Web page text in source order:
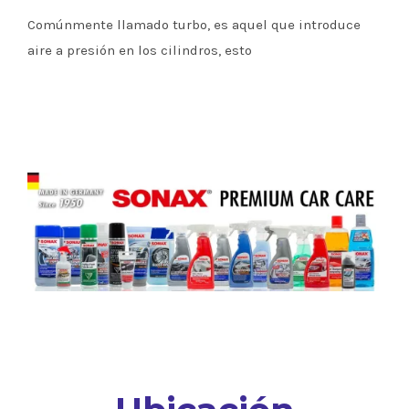
Comúnmente llamado turbo, es aquel que introduce
aire a presión en los cilindros, esto